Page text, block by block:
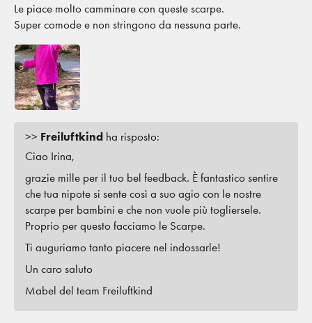
Le piace molto camminare con queste scarpe.
Super comode e non stringono da nessuna parte.
>> Freiluftkind ha risposto:
Ciao Irina,
grazie mille per il tuo bel feedback. È fantastico sentire
che tua nipote si sente così a suo agio con le nostre
scarpe per bambini e che non vuole più togliersele.
Proprio per questo facciamo le Scarpe.
Ti auguriamo tanto piacere nel indossarle!
Un caro saluto
Mabel del team Freiluftkind